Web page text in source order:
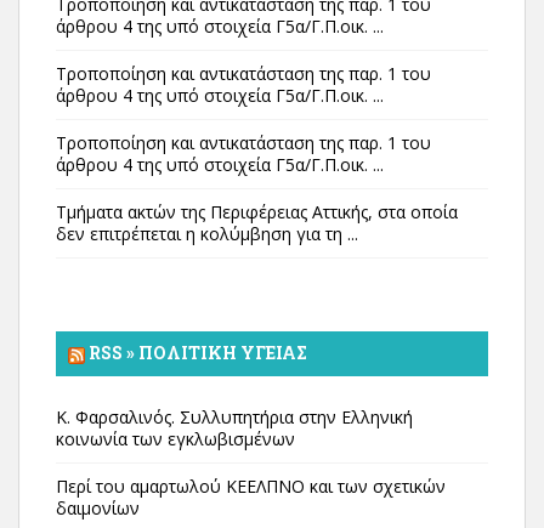
άρθρου 4 της υπό στοιχεία Γ5α/Γ.Π.οικ. ...
Τροποποίηση και αντικατάσταση της παρ. 1 του
άρθρου 4 της υπό στοιχεία Γ5α/Γ.Π.οικ. ...
Τροποποίηση και αντικατάσταση της παρ. 1 του
άρθρου 4 της υπό στοιχεία Γ5α/Γ.Π.οικ. ...
Τμήματα ακτών της Περιφέρειας Αττικής, στα οποία
δεν επιτρέπεται η κολύμβηση για τη ...
RSS » ΠΟΛΙΤΙΚΉ ΥΓΕΊΑΣ
Κ. Φαρσαλινός. Συλλυπητήρια στην Ελληνική
κοινωνία των εγκλωβισμένων
Περί του αμαρτωλού ΚΕΕΛΠΝΟ και των σχετικών
δαιμονίων